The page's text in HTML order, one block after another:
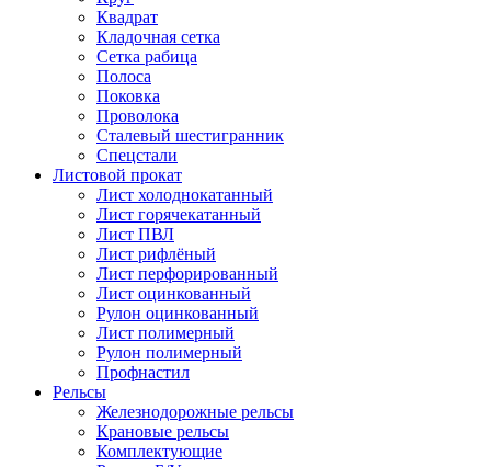
Квадрат
Кладочная сетка
Сетка рабица
Полоса
Поковка
Проволока
Сталевый шестигранник
Спецстали
Листовой прокат
Лист холоднокатанный
Лист горячекатанный
Лист ПВЛ
Лист рифлёный
Лист перфорированный
Лист оцинкованный
Рулон оцинкованный
Лист полимерный
Рулон полимерный
Профнастил
Рельсы
Железнодорожные рельсы
Крановые рельсы
Комплектующие